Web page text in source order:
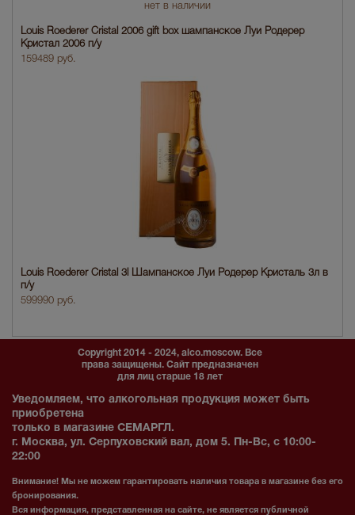
нет в наличии
Louis Roederer Cristal 2006 gift box шампанское Луи Родерер
Кристал 2006 п/у
159489 руб.
Louis Roederer Cristal 3l Шампанское Луи Родерер Кристаль 3л в
п/у
599990 руб.
Copyright 2014 - 2024, alco.moscow. Все
права защищены. Сайт предназначен
для лиц старше 18 лет
Уведомляем, что алкогольная продукция может быть
приобретена
только в магазине СЕМАРГЛ.
г. Москва, ул. Серпуховский вал, дом 5. Пн-Вс, с 10:00-
22:00
Внимание! Мы не можем гарантировать наличия товара в магазине без его
бронирования.
Вся информация, представленная на сайте, не является публичной